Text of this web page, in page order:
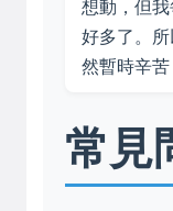
想動，但
好多了。
然暫時辛苦
常見